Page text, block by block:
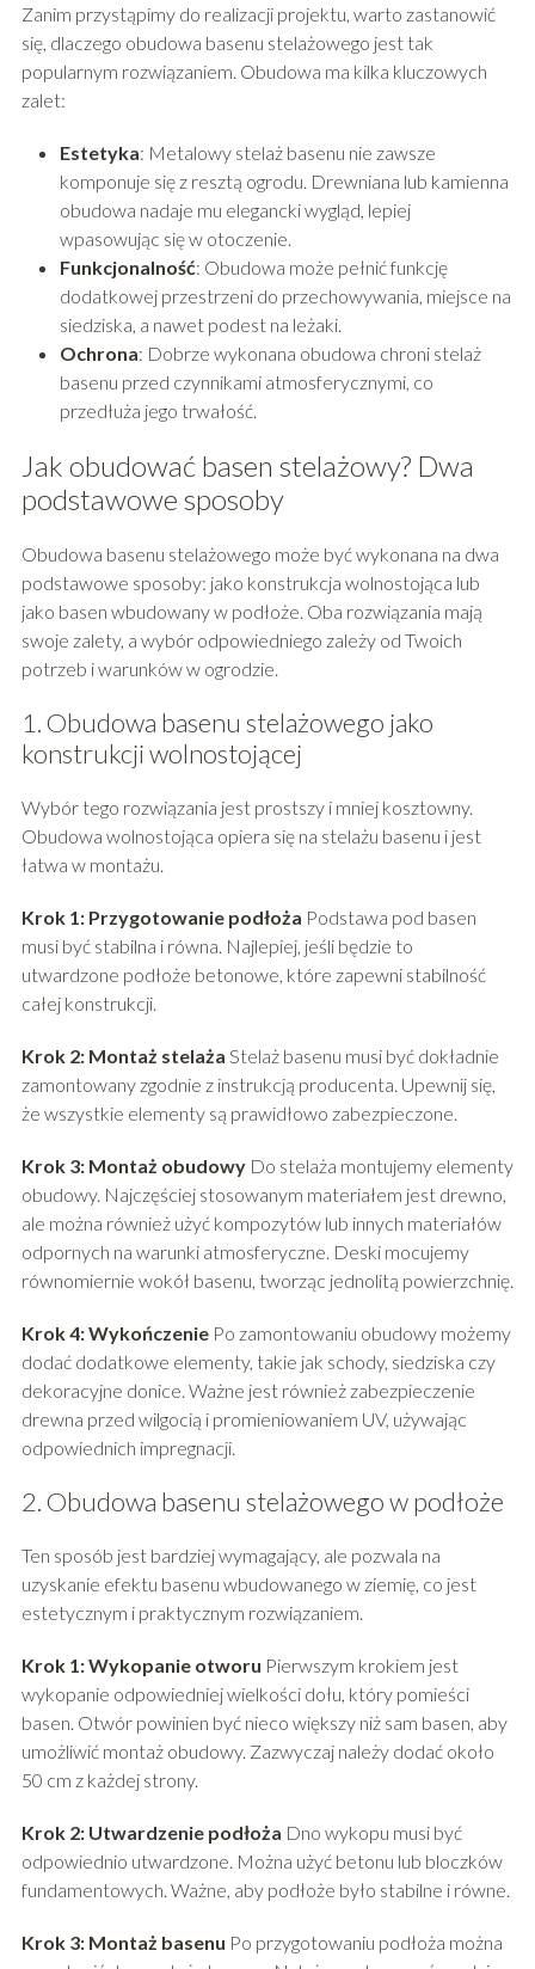
Zanim przystąpimy do realizacji projektu, warto zastanowić
się, dlaczego obudowa basenu stelażowego jest tak
popularnym rozwiązaniem. Obudowa ma kilka kluczowych
zalet:
Estetyka: Metalowy stelaż basenu nie zawsze
komponuje się z resztą ogrodu. Drewniana lub kamienna
obudowa nadaje mu elegancki wygląd, lepiej
wpasowując się w otoczenie.
Funkcjonalność: Obudowa może pełnić funkcję
dodatkowej przestrzeni do przechowywania, miejsce na
siedziska, a nawet podest na leżaki.
Ochrona: Dobrze wykonana obudowa chroni stelaż
basenu przed czynnikami atmosferycznymi, co
przedłuża jego trwałość.
Jak obudować basen stelażowy? Dwa
podstawowe sposoby
Obudowa basenu stelażowego może być wykonana na dwa
podstawowe sposoby: jako konstrukcja wolnostojąca lub
jako basen wbudowany w podłoże. Oba rozwiązania mają
swoje zalety, a wybór odpowiedniego zależy od Twoich
potrzeb i warunków w ogrodzie.
1. Obudowa basenu stelażowego jako
konstrukcji wolnostojącej
Wybór tego rozwiązania jest prostszy i mniej kosztowny.
Obudowa wolnostojąca opiera się na stelażu basenu i jest
łatwa w montażu.
Krok 1: Przygotowanie podłoża Podstawa pod basen
musi być stabilna i równa. Najlepiej, jeśli będzie to
utwardzone podłoże betonowe, które zapewni stabilność
całej konstrukcji.
Krok 2: Montaż stelaża Stelaż basenu musi być dokładnie
zamontowany zgodnie z instrukcją producenta. Upewnij się,
że wszystkie elementy są prawidłowo zabezpieczone.
Krok 3: Montaż obudowyDo stelaża montujemy elementy
obudowy. Najczęściej stosowanym materiałem jest drewno,
ale można również użyć kompozytów lub innych materiałów
odpornych na warunki atmosferyczne. Deski mocujemy
równomiernie wokół basenu, tworząc jednolitą powierzchnię.
Krok 4: WykończeniePo zamontowaniu obudowy możemy
dodać dodatkowe elementy, takie jak schody, siedziska czy
dekoracyjne donice. Ważne jest również zabezpieczenie
drewna przed wilgocią i promieniowaniem UV, używając
odpowiednich impregnacji.
2. Obudowa basenu stelażowego w podłoże
Ten sposób jest bardziej wymagający, ale pozwala na
uzyskanie efektu basenu wbudowanego w ziemię, co jest
estetycznym i praktycznym rozwiązaniem.
Krok 1: Wykopanie otworu Pierwszym krokiem jest
wykopanie odpowiedniej wielkości dołu, który pomieści
basen. Otwór powinien być nieco większy niż sam basen, aby
umożliwić montaż obudowy. Zazwyczaj należy dodać około
50 cm z każdej strony.
Krok 2: Utwardzenie podłoża Dno wykopu musi być
odpowiednio utwardzone. Można użyć betonu lub bloczków
fundamentowych. Ważne, aby podłoże było stabilne i równe.
Krok 3: Montaż basenu Po przygotowaniu podłoża można